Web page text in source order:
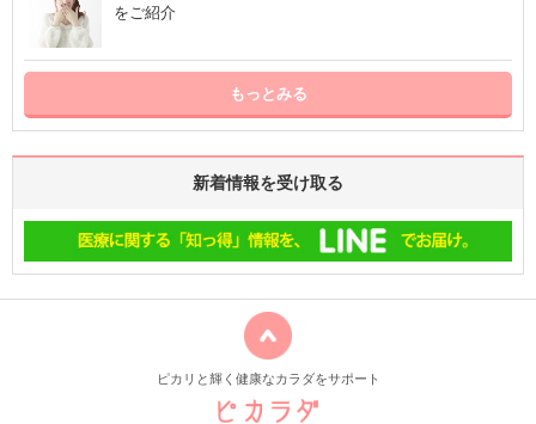
をご紹介
もっとみる
新着情報を受け取る
ピカリと輝く健康なカラダをサポート